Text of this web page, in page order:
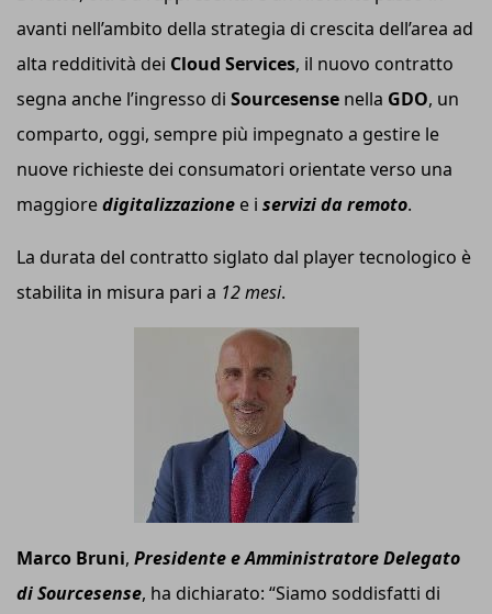
avanti nell’ambito della strategia di crescita dell’area ad
alta redditività dei Cloud Services, il nuovo contratto
segna anche l’ingresso di Sourcesense nella GDO, un
comparto, oggi, sempre più impegnato a gestire le
nuove richieste dei consumatori orientate verso una
maggioredigitalizzazione e i servizi da remoto.
La durata del contratto siglato dal player tecnologico è
stabilita in misura pari a 12 mesi.
Marco Bruni, Presidente e Amministratore Delegato
di Sourcesense, ha dichiarato: “Siamo soddisfatti di